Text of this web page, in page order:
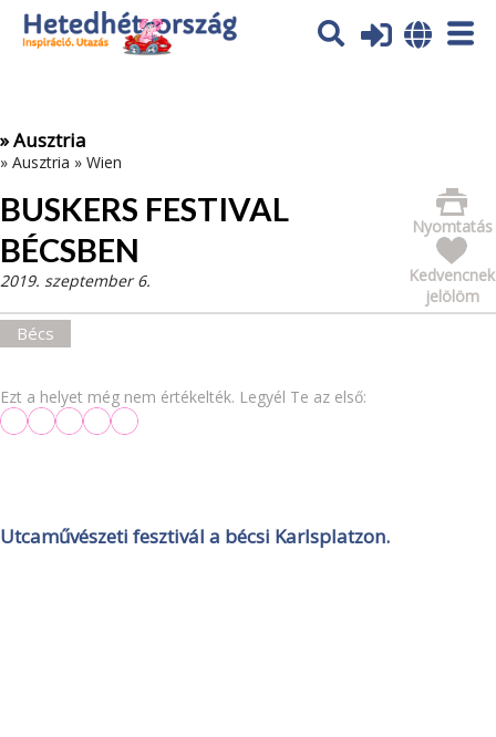
Az oldal sütiket (cookies) használ. További tájékoztatás itt:
Adatvédelmi tájékoztató
» Ausztria
» Ausztria » Wien
BUSKERS FESTIVAL
BÉCSBEN
Nyomtatás
Kedvencnek
jelölöm
2019. szeptember 6.
Bécs
Ezt a helyet még nem értékelték. Legyél Te az első:
Utcaművészeti fesztivál a bécsi Karlsplatzon.